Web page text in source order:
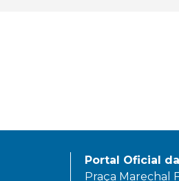
Portal Oficial
Praça Marechal